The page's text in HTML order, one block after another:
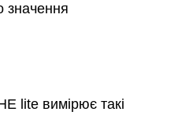
значення
lite вимірює такі